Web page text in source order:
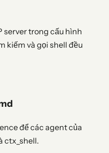
server trong cấu hình
kiếm và gọi shell đều
để các agent của
ctx_shell.